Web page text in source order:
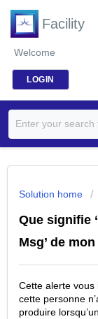
Facility
Welcome
LOGIN
Solution home
Que signifie
Msg’ de
Cette alerte
cette personne
produire